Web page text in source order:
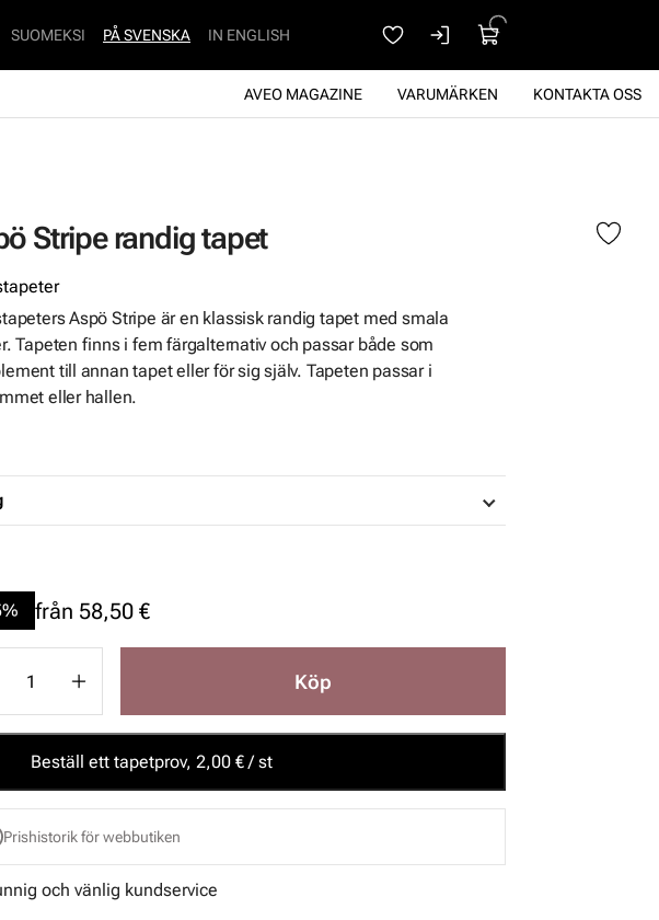
KONTAKTA OSS
VARUMÄRKEN
AVEO MAGAZINE
SUOMEKSI PÅ SVENSKA IN ENGLISH
Stripe randig tapet
Aspö Stripe är en klassisk randig tapet med smala
Tapeten finns i fem färgalternativ och passar både som
till annan tapet eller för sig själv. Tapeten passar i
eller hallen.
från 58,50 €
Köp
Beställ ett tapetprov, 2,00 € / st
Prishistorik för webbutiken
och vänlig kundservice